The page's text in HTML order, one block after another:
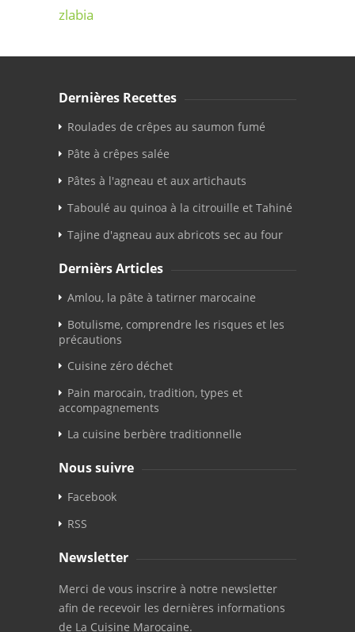
zlabia
Dernières Recettes
Roulades de crêpes au saumon fumé
Pâte à crêpes salée
Pâtes à l'agneau et aux artichauts
Taboulé au quinoa à la citrouille et Tahiné
Tajine d'agneau aux abricots sec au four
Dernièrs Articles
Amlou, la pâte à tatirner marocaine
Botulisme, comprendre les risques et les
précautions
Cuisine zéro déchet
Pain marocain, tradition, types et
accompagnements
La cuisine berbère traditionnelle
Nous suivre
Facebook
RSS
Newsletter
Merci de vous inscrire à notre newsletter
afin de recevoir les dernières informations
de La Cuisine Marocaine.